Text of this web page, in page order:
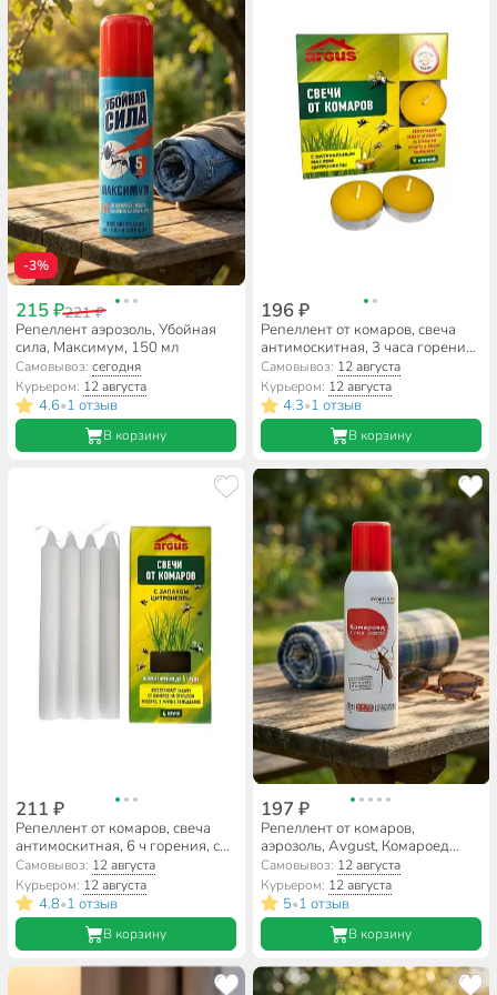
-3%
215 ₽221 ₽
Репеллент аэрозоль, Убойная
сила, Максимум, 150 мл
Самовывоз:сегодня
Курьером: 12 августа
4.6•1 отзыв
В корзину
196 ₽
Репеллент от комаров, свеча
антимоскитная, 3 часа горения,
с цитронеллой, Argus, 9 шт, AR-
60920
Самовывоз: 12 августа
Курьером: 12 августа
4.3•1 отзыв
В корзину
211 ₽
Репеллент от комаров, свеча
антимоскитная, 6 ч горения, с
маслом цитронеллы, Argus, 4
шт, ТР-0220С
Самовывоз: 12 августа
Курьером: 12 августа
4.8•1 отзыв
В корзину
197 ₽
Репеллент от комаров,
аэрозоль, Avgust, Комароед
Супер, 125 мл
Самовывоз: 12 августа
Курьером: 12 августа
5•1 отзыв
В корзину